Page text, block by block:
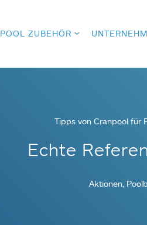
POOL ZUBEHÖR
Tipps von Cranpool für
Echte
Aktionen,